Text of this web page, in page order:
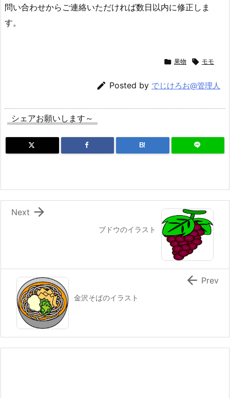
問い合わせからご連絡いただければ数日以内に修正しま
す。
 果物  モモ
 Posted by でじけろお@管理人
シェアお願いします～
B!
ブドウのイラスト

Next
金沢そばのイラスト
 Prev